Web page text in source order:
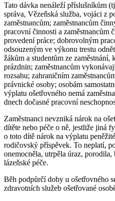
Tato dávka nenáleží příslušníkům
správa, Vězeňská služba, vojáci z
zaměstnancům; zaměstnancům
pracovní činnosti a zaměstnancům
provedení práce; dobrovolným
odsouzeným ve výkonu trestu
žákům a studentům ze
prázdnin; zaměstnancům
rozsahu; zahraničním
právnické osoby; osobám
výplatu ošetřovného nemá
dnech dočasné pracovní
Zaměstnanci nevzniká nárok na
dítěte nebo péče o ně, jestliže jiná
o toto dítě nárok na výplatu
rodičovský příspěvek. To neplatí,
onemocněla, utrpěla úraz,
lázeňské péče.
Běh podpůrčí doby u ošetřovného
zdravotních služeb ošetřované